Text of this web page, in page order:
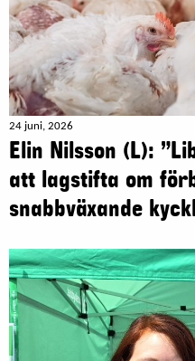
24 juni, 2026
Elin Nilsson (L):
att lagstifta om
snabbväxande